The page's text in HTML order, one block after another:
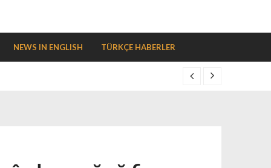
NEWS IN ENGLISH TÜRKÇE HABERLER